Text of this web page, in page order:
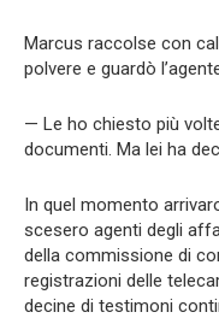
Marcus raccolse con
polvere e guardò
— Le ho chiesto più
documenti. Ma lei ha
In quel momento
scesero agenti degli
della commissione di
registrazioni delle
decine di testimoni